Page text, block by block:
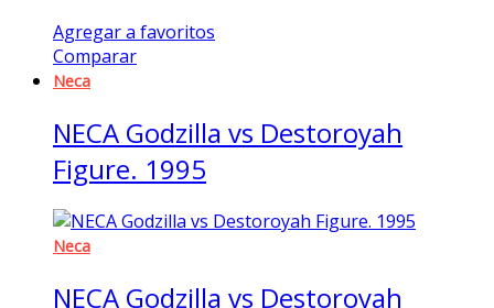
Agregar a favoritos
Comparar
Neca
NECA Godzilla vs Destoroyah
Figure. 1995
Neca
NECA Godzilla vs Destoroyah